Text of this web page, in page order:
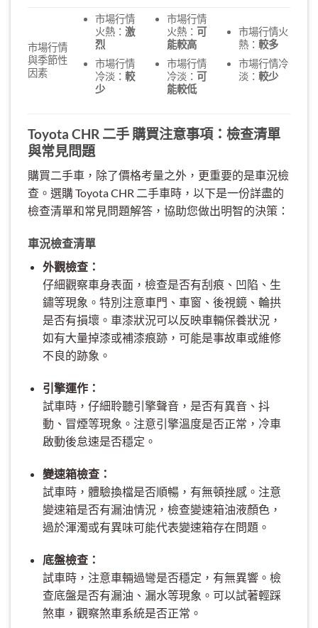
市場行情
與季節性
因素
市場行情
火熱： 激
烈
市場行情
冷淡： 較
少
市場行情
火熱： 可
能較高
市場行情
冷淡： 可
能較低
市場行情火
熱： 較多
市場行情冷
淡： 較少
Toyota CHR 二手 購買注意事項：檢查清單
與常見問題
購買二手車，除了價格考量之外，更重要的是車況檢
查。選購 Toyota CHR 二手車時，以下是一份詳盡的
檢查清單和常見問題解答，協助您做出明智的決策：
車況檢查清單
外觀檢查：
仔細觀察車身表面，檢查是否有刮痕、凹陷、生
鏽等現象。特別注意車門、車窗、後視鏡、輪拱
是否有損壞。車漆狀況可以反映車輛保養狀況，
如有大量掉漆或補漆痕跡，可能是事故車或維修
不良的跡象。
引擎運作：
試車時，仔細聆聽引擎聲音，是否有異音、抖
動、冒煙等現象。注意引擎溫度是否正常，冷車
啟動後怠速是否穩定。
變速箱檢查：
試車時，體驗換檔是否順暢，有無頓挫感。注意
變速箱是否有漏油情況，檢查變速箱油液顏色，
過於渾濁或有異味可能代表變速箱存在問題。
底盤檢查：
試車時，注意車輛過彎是否穩定，有無異響。檢
查底盤是否有漏油、漏水等現象。可以試著輕踩
煞車，觀察煞車系統是否正常。